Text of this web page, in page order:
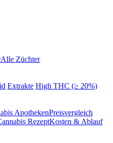
Alle Züchter
Extrakte High THC (≥ 20%)
ApothekenPreisvergleich
RezeptKosten & Ablauf